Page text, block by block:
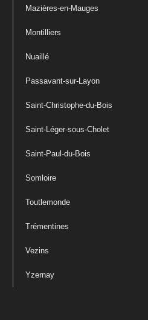
Mazières-en-Mauges
Montilliers
Nuaillé
Passavant-sur-Layon
Saint-Christophe-du-Bois
Saint-Léger-sous-Cholet
Saint-Paul-du-Bois
Somloire
Toutlemonde
Trémentines
Vezins
Yzernay